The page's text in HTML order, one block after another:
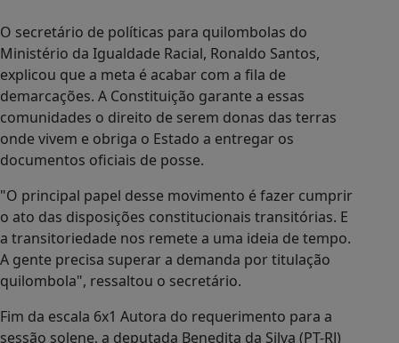
O secretário de políticas para quilombolas do
Ministério da Igualdade Racial, Ronaldo Santos,
explicou que a meta é acabar com a fila de
demarcações. A Constituição garante a essas
comunidades o direito de serem donas das terras
onde vivem e obriga o Estado a entregar os
documentos oficiais de posse.
"O principal papel desse movimento é fazer cumprir
o ato das disposições constitucionais transitórias. E
a transitoriedade nos remete a uma ideia de tempo.
A gente precisa superar a demanda por titulação
quilombola", ressaltou o secretário.
Fim da escala 6x1 Autora do requerimento para a
sessão solene, a deputada Benedita da Silva (PT-RJ)